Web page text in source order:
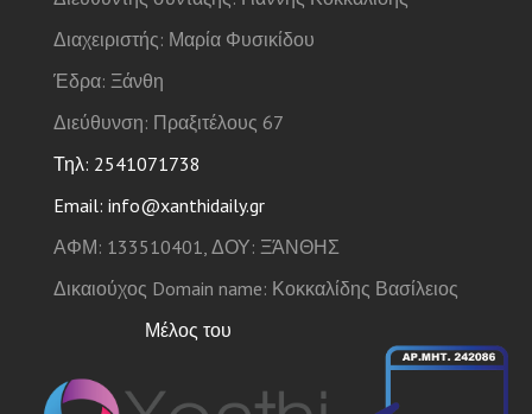
Διαχειριστής: Μαρία Φυσικίδου
Έδρα: Ξάνθη
Διεύθυνση: Πραξιτέλους 67
Τηλ: 2541071738
Email: info@xanthidaily.gr
ΑΦΜ: 133510401, ΔΟΥ: ΞΆΝΘΗΣ
Δικαιούχος Domain name: Κοκκαλίδης Βασίλειος
Μέλος του